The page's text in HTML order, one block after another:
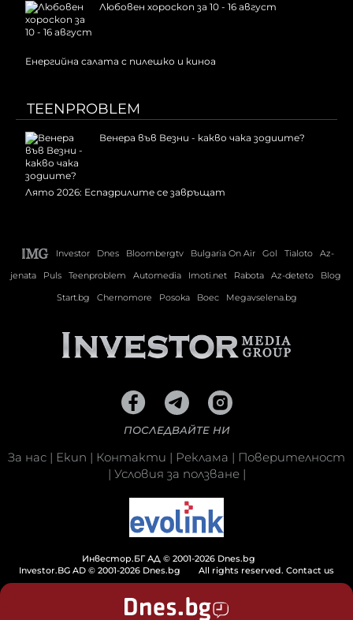
Любовен хороскоп за 10 - 16 август
Енергийна салата с пилешко и киноа
TEENPROBLEM
Венера във Везни - какво чака зодиите?
Лято 2026: Еспадрилите се завръщат
Investor Dnes Bloombergtv Bulgaria On Air Gol Tialoto
Az-
jenata
Puls Teenproblem Automedia Imoti.net Rabota Az-deteto
Blog
Start.bg
Chernomore Posoka Boec Megavselena.bg
ПОСЛЕДВАЙТЕ НИ
За нас | Екип | Контакти | Реклама | Поверителност
| Условия за ползване|
Инвестор.БГ АД © 2001-2026 Dnes.bg
Investor.BG AD © 2001-2026 Dnes.bg
All rights reserved. Contact us